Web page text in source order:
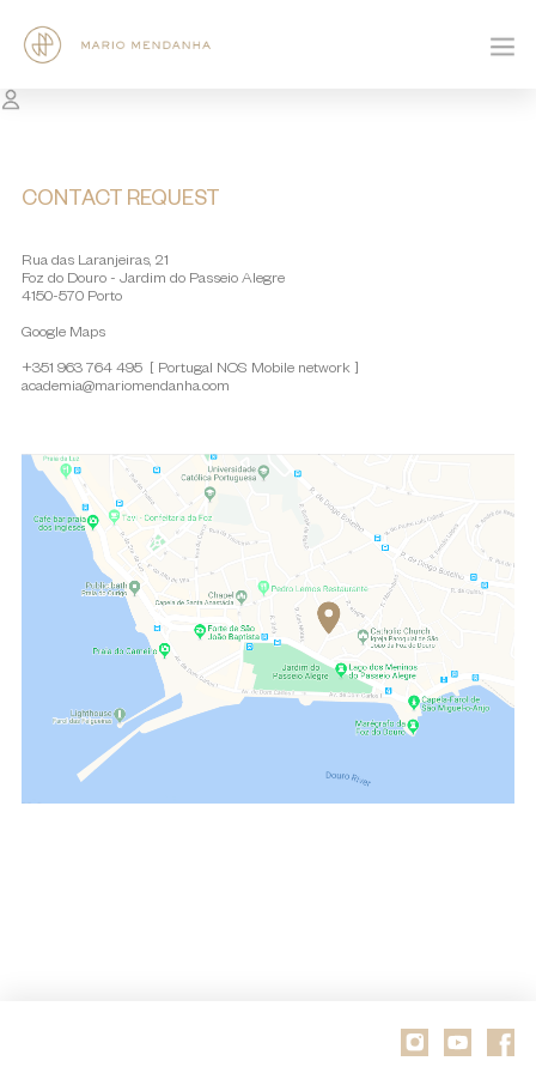
CONTACT REQUEST
Rua das Laranjeiras, 21
Foz do Douro - Jardim do Passeio Alegre
4150-570 Porto
Google Maps
+351 963 764 495 [ Portugal NOS Mobile network ]
academia@mariomendanha.com